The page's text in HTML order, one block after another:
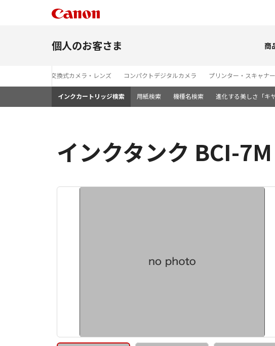
個人のお客さま 商
レンズ交換式カメラ・レンズ コンパクトデジタルカメラ プリンター・スキャナー
インクカートリッジ検索 用紙検索 機種名検索 進化する美しさ「キ
インクタンク BCI-